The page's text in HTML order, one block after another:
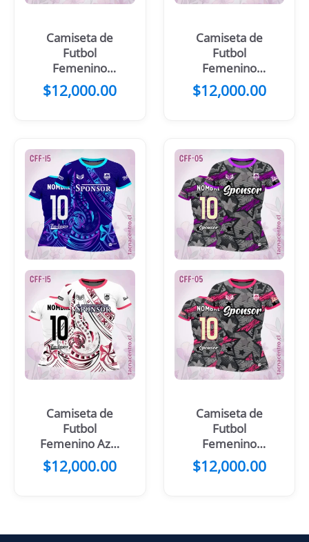
Camiseta de
Futbol
Femenino
Morado Blanco
Rayas
$12,000.00
Camiseta de
Futbol
Femenino
Flores Celestes
Blanco
$12,000.00
Camiseta de
Futbol
Femenino Azul
Celeste
Tortuga
$12,000.00
Camiseta de
Futbol
Femenino
Estrella
Morada
$12,000.00